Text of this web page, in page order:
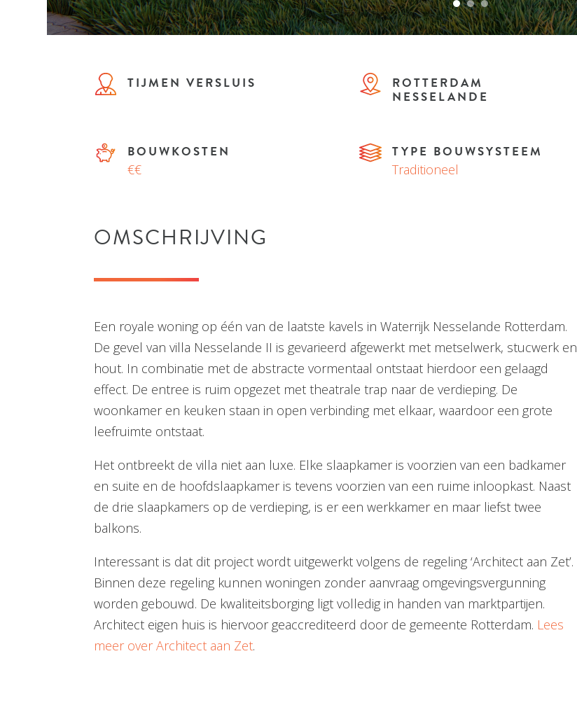
TIJMEN VERSLUIS
ROTTERDAM
NESSELANDE
BOUWKOSTEN
€€
TYPE BOUWSYSTEEM
Traditioneel
OMSCHRIJVING
Een royale woning op één van de laatste kavels in Waterrijk Nesselande Rotterdam.
De gevel van villa Nesselande II is gevarieerd afgewerkt met metselwerk, stucwerk en
hout. In combinatie met de abstracte vormentaal ontstaat hierdoor een gelaagd
effect. De entree is ruim opgezet met theatrale trap naar de verdieping. De
woonkamer en keuken staan in open verbinding met elkaar, waardoor een grote
leefruimte ontstaat.
Het ontbreekt de villa niet aan luxe. Elke slaapkamer is voorzien van een badkamer
en suite en de hoofdslaapkamer is tevens voorzien van een ruime inloopkast. Naast
de drie slaapkamers op de verdieping, is er een werkkamer en maar liefst twee
balkons.
Interessant is dat dit project wordt uitgewerkt volgens de regeling ‘Architect aan Zet’.
Binnen deze regeling kunnen woningen zonder aanvraag omgevingsvergunning
worden gebouwd. De kwaliteitsborging ligt volledig in handen van marktpartijen.
Architect eigen huis is hiervoor geaccrediteerd door de gemeente Rotterdam. Lees
meer over Architect aan Zet.